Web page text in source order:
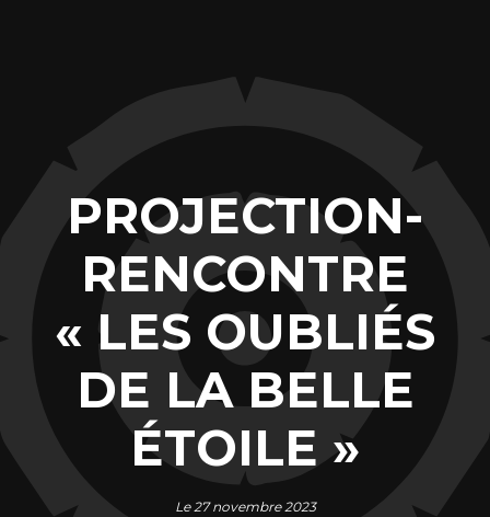
PROJECTION-
RENCONTRE
« LES OUBLIÉS
DE LA BELLE
ÉTOILE »
Le 27 novembre 2023